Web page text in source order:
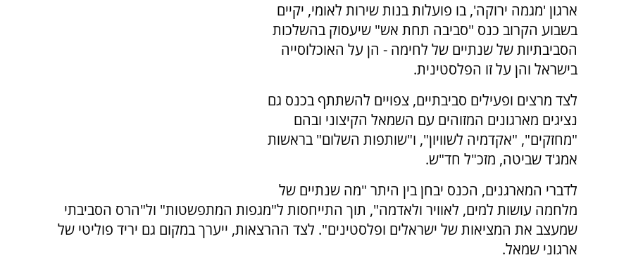
ארגון 'מגמה ירוקה', בו פועלות בנות שירות לאומי, יקיים
בשבוע הקרוב כנס "סביבה תחת אש" שיעסוק בהשלכות
הסביבתיות של שנתיים של לחימה - הן על האוכלוסייה
בישראל והן על זו הפלסטינית.
לצד מרצים ופעילים סביבתיים, צפויים להשתתף בכנס גם
נציגים מארגונים המזוהים עם השמאל הקיצוני ובהם
"מחזקים", "אקדמיה לשוויון", ו"שותפות השלום" בראשות
אמג'ד שביטה, מזכ"ל חד"ש.
לדברי המארגנים, הכנס יבחן בין היתר "מה שנתיים של
מלחמה עושות למים, לאוויר ולאדמה", תוך התייחסות ל"מגפות המתפשטות" ול"הרס הסביבתי
שמעצב את המציאות של ישראלים ופלסטינים". לצד ההרצאות, ייערך במקום גם יריד פוליטי של
ארגוני שמאל.